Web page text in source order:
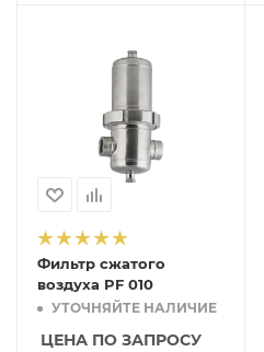
Фильтр сжатого
воздуха PF 010
УТОЧНЯЙТЕ НАЛИЧИЕ
ЦЕНА ПО ЗАПРОСУ